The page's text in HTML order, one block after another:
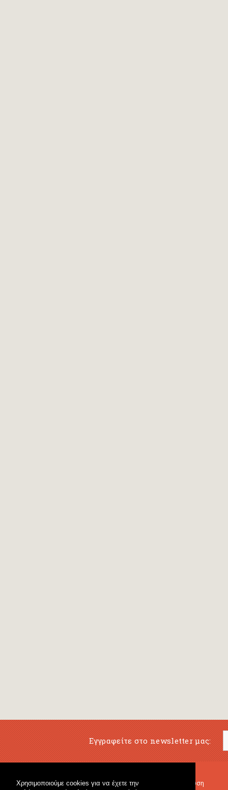
Χρησιμοποιούμε cookies για να έχετε την
Εγγραφείτε στο newsletter μας:
Μουσικό Βιβλιοπωλείο Μουσική Εκπαίδευση